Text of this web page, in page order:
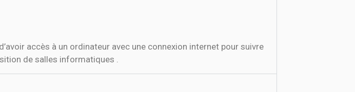
accès à un ordinateur avec une connexion internet pour suivre
de salles informatiques .